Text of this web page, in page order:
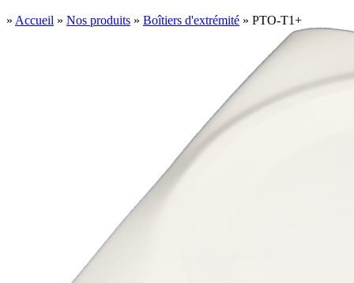
» Accueil » Nos produits » Boîtiers d'extrémité » PTO-T1+